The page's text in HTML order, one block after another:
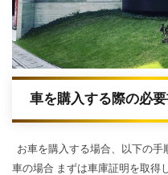
車を購入する際の必
お車を購入する場合、以下の
車の場合 まずは車庫証明を取得